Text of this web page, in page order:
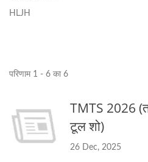
HLJH
परिणाम 1 - 6 का 6
TMTS 2026
टूल शो)
26 Dec, 2025